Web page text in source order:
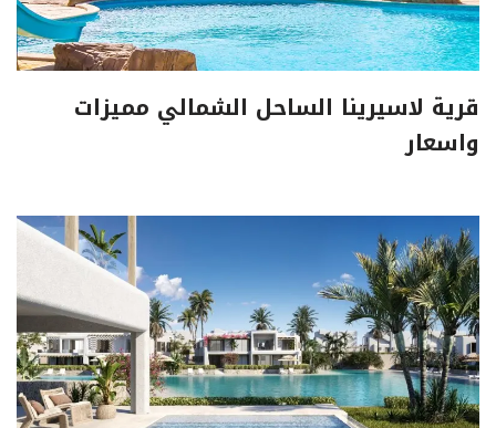
قرية لاسيرينا الساحل الشمالي مميزات
واسعار